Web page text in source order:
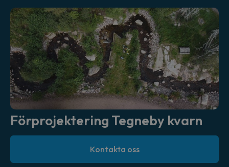
Förprojektering Tegneby kvarn
Kontakta oss